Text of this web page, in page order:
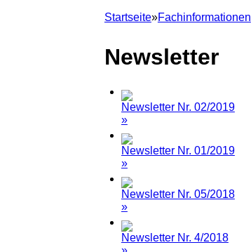
Startseite»Fachinformationen
Newsletter
Newsletter Nr. 02/2019
»
Newsletter Nr. 01/2019
»
Newsletter Nr. 05/2018
»
Newsletter Nr. 4/2018